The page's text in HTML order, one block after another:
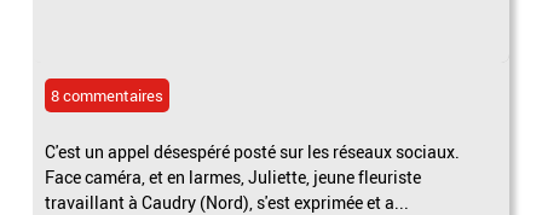
8 commentaires
C'est un appel désespéré posté sur les réseaux sociaux.
Face caméra, et en larmes, Juliette, jeune fleuriste
travaillant à Caudry (Nord), s'est exprimée et a...